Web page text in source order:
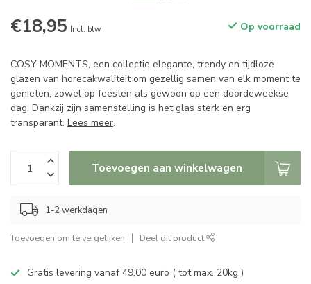
€18,95 Incl. btw Op voorraad
COSY MOMENTS, een collectie elegante, trendy en tijdloze
glazen van horecakwaliteit om gezellig samen van elk moment te
genieten, zowel op feesten als gewoon op een doordeweekse
dag. Dankzij zijn samenstelling is het glas sterk en erg
transparant. Lees meer.
Toevoegen aan winkelwagen
1-2 werkdagen
Toevoegen om te vergelijken Deel dit product
Gratis levering vanaf 49,00 euro ( tot max. 20kg )